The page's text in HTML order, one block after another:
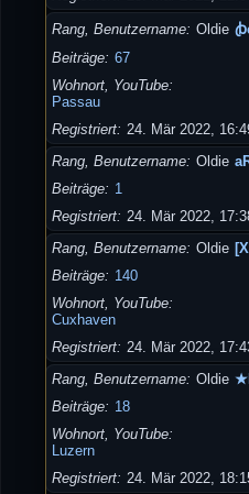
Rang, Benutzername Oldie
Beiträge 67
Wohnort, YouTube
Passau
Registriert 24. Mär 2022,
Rang, Benutzername Oldie
Beiträge
1
Registriert 24. Mär 2022,
Rang, Benutzername Oldie
Beiträge
140
Wohnort, YouTube
Cuxhaven
Registriert 24. Mär 2022,
Rang, Benutzername Oldie
Beiträge
18
Wohnort, YouTube
Luzern
Registriert 24. Mär 2022,